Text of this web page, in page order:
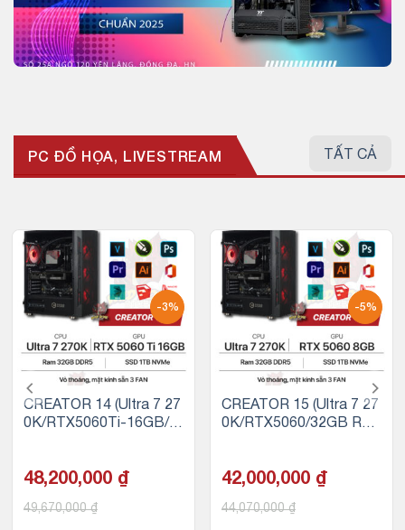
PC ĐỒ HỌA, LIVESTREAM
-3%
CREATOR 14 (Ultra 7 27
0K/RTX5060Ti-16GB/3
48,200,000 ₫
49,670,000₫
-5%
CREATOR 15 (Ultra 7 27
0K/RTX5060/32GB RA
42,000,000 ₫
44,070,000₫
TẤT CẢ